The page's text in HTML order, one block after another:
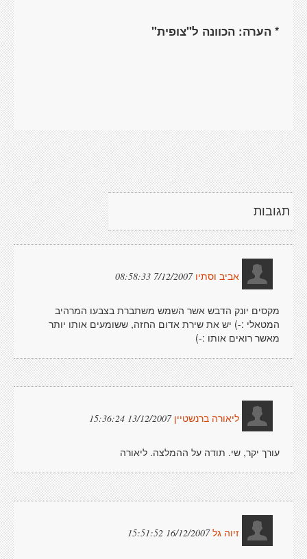
* הערה: הכוונה ל"צופית"
תגובות
אביב וסתיו 7/12/2007 08:58:33
מקסים יונק הדבש אשר השמש משתברת בצבעו המרהיב
המטאלי :-) יש את שירת אדום החזה, ששומעים אותו יותר
מאשר רואים אותו :-)
ליאורה ברנשטיין 13/12/2007 15:36:24
עורך יקר, שי. תודה על ההמלצה. ליאורה
זיוה גל 16/12/2007 15:51:52